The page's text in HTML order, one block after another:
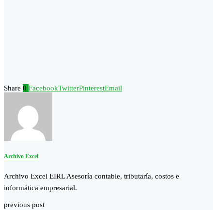
Share 0 FacebookTwitterPinterestEmail
Archivo Excel
Archivo Excel EIRL Asesoría contable, tributaría, costos e
informática empresarial.
previous post